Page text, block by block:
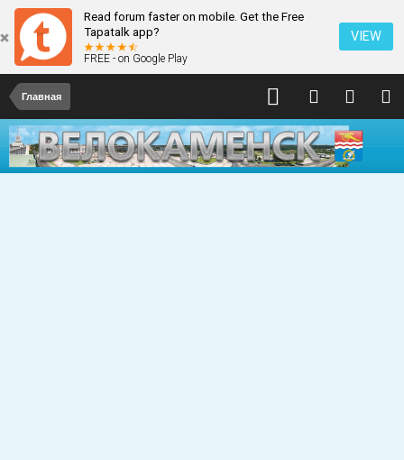
Read forum faster on mobile. Get the Free
Tapatalk app?
FREE - on Google Play
VIEW
Главная